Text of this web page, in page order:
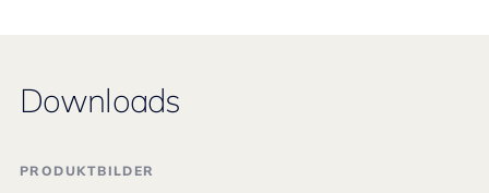
Downloads
PRODUKTBILDER